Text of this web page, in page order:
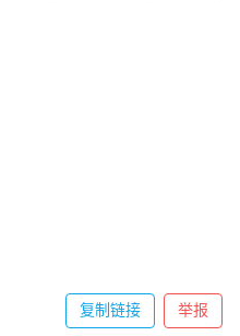
复制链接 举报